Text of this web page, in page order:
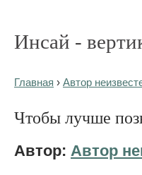
Инсай -
Главная › Автор
Чтобы лучше
Автор: Автор